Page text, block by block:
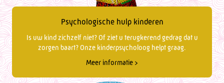
Psychologische hulp kinderen
Is uw kind zichzelf niet? Of ziet u terugkerend gedrag dat u
zorgen baart? Onze kinderpsycholoog helpt graag.
Meer informatie >